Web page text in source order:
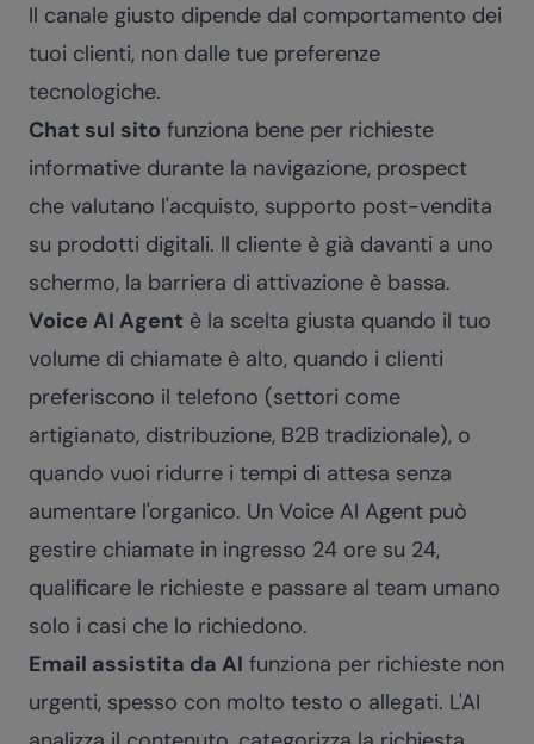
Il canale giusto dipende dal comportamento dei
tuoi clienti, non dalle tue preferenze
tecnologiche.
Chat sul sito funziona bene per richieste
informative durante la navigazione, prospect
che valutano l'acquisto, supporto post-vendita
su prodotti digitali. Il cliente è già davanti a uno
schermo, la barriera di attivazione è bassa.
Voice AI Agent è la scelta giusta quando il tuo
volume di chiamate è alto, quando i clienti
preferiscono il telefono (settori come
artigianato, distribuzione, B2B tradizionale), o
quando vuoi ridurre i tempi di attesa senza
aumentare l'organico. Un Voice AI Agent può
gestire chiamate in ingresso 24 ore su 24,
qualificare le richieste e passare al team umano
solo i casi che lo richiedono.
Email assistita da AI funziona per richieste non
urgenti, spesso con molto testo o allegati. L'AI